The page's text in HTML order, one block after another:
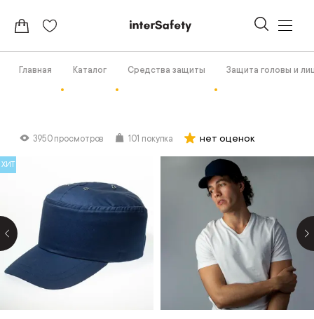
Главная Каталог Средства защиты Защита головы и
3950 просмотров 101 покупка нет оценок
ХИТ